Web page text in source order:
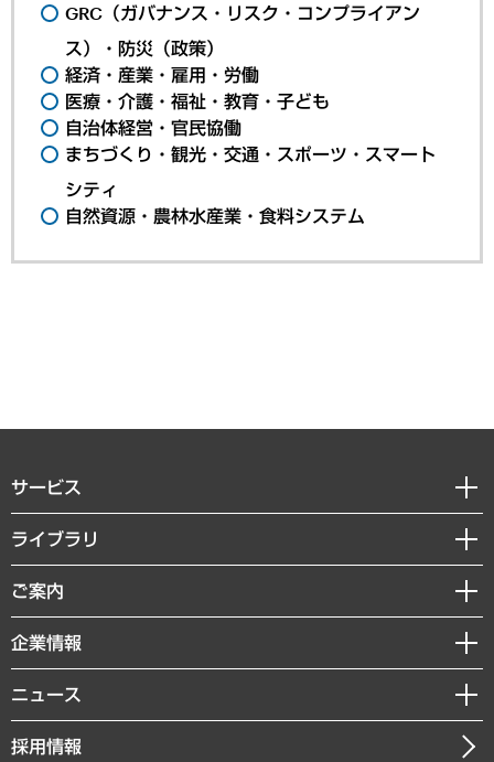
GRC（ガバナンス・リスク・コンプライアン
ス）・防災（政策）
経済・産業・雇用・労働
医療・介護・福祉・教育・子ども
自治体経営・官民協働
まちづくり・観光・交通・スポーツ・スマート
シティ
自然資源・農林水産業・食料システム
サービス
経営戦略
組織・人事戦略
デジタルイノベーション
共生・ダイバーシティ
GRC（ガバナンス・リスク・コンプライアンス）・防災（政策）
経済・産業・雇用・労働
ライブラリ
経済調査
レポート
コラム
経営用語集
ご案内
セミナー・イベント情報
MUFGビジネスセミナー
受託案件情報
企業情報
私たちの想い
社長メッセージ
会社概要
ニュース
ニュースリリース
採用情報